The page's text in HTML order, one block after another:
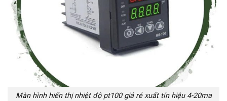
Màn hình hiển thị nhiệt độ pt100 giá rẻ xuất tín hiệu 4-20ma